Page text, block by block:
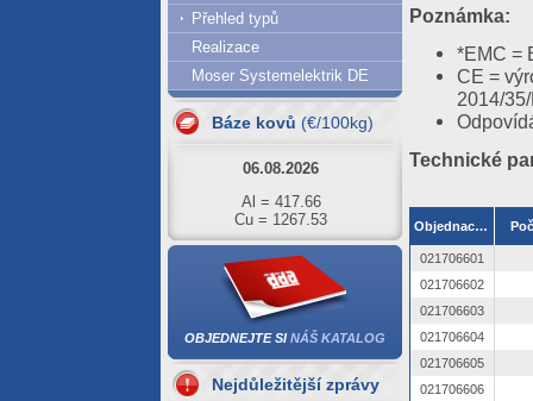
Poznámka:
*EMC =
CE =
2014/
Technické
Objednací číslo
021706601
021706602
021706603
021706604
021706605
021706606
Přehled typů
Realizace
Moser Systemelektrik DE
Báze kovů (€/100kg)
07.08.2026
Al = 420.61
Cu = 1293.63
Cu = 1267.53
05.08.2026
Al = 422.01
Cu = 1273.71
04.08.2026
OBJEDNEJTE SINÁŠ KATALOG
Nejdůležitější zprávy